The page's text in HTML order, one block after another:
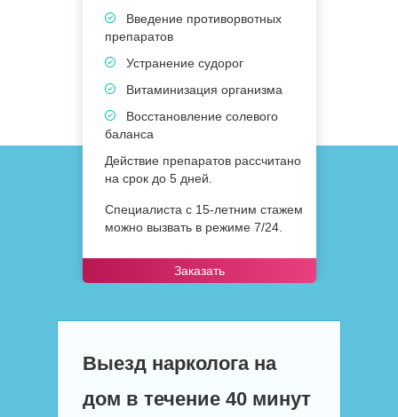
Введение противорвотных
препаратов
Устранение судорог
Витаминизация организма
Восстановление солевого
баланса
Действие препаратов рассчитано
на срок до 5 дней.
Специалиста с 15-летним стажем
можно вызвать в режиме 7/24.
Заказать
Выезд нарколога на
дом в течение 40 минут